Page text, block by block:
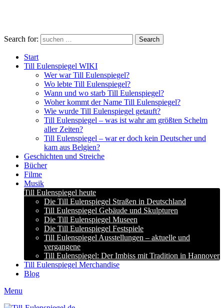
Search for: Search
Start
Till Eulenspiegel WIKI
Wer war Till Eulenspiegel?
Wo lebte Till Eulenspiegel?
Wann und wo starb Till Eulenspiegel?
Woher kommt der Name Till Eulenspiegel?
Wie wurde Till Eulenspiegel getauft?
Till Eulenspiegel – was ist wahr am größten Schelm
aller Zeiten?
Till Eulenspiegel – war er doch kein Deutscher und
kam aus Belgien?
Geschichten und Streiche
Bücher
Filme
Musik
Till Eulenspiegel heute
Die Till Eulenspiegel Straßen in Deutschland
Till Eulenspiegel Gebäude und Skulpturen
Die Till Eulenspiegel Museen
Die Till Eulenspiegel Festspiele
Till Eulenspiegel Ausstellungen – aktuelle und
vergangene
Till Eulenspiegel: Der Imbiss mit Tradition in Hannover
Till Eulenspiegel Merchandise
Blog
Menu